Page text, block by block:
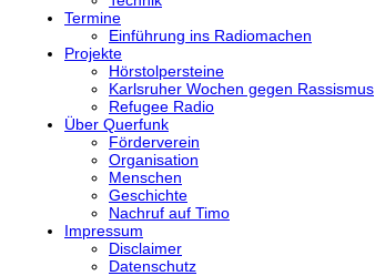
Termine
Einführung ins Radiomachen
Projekte
Hörstolpersteine
Karlsruher Wochen gegen Rassismus
Refugee Radio
Über Querfunk
Förderverein
Organisation
Menschen
Geschichte
Nachruf auf Timo
Impressum
Disclaimer
Datenschutz